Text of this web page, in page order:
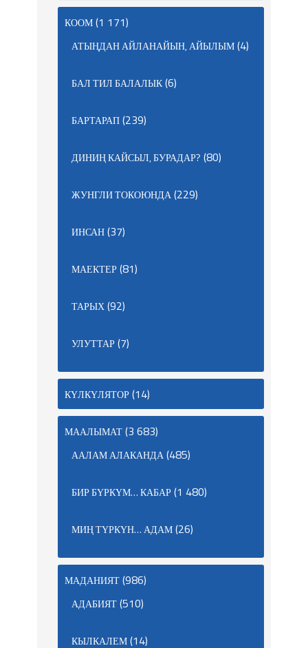
КООМ(1 171)
АТЫҢДАН АЙЛАНАЙЫН, АЙЫЛЫМ(4)
БАЛ ТИЛ БАЛАЛЫК(6)
БАРТАРАП(239)
ДИНИҢ КАЙСЫЛ, БУРАДАР? (80)
ЖУНГЛИ ТОКОЮНДА(229)
ИНСАН(37)
МАЕКТЕР(81)
ТАРЫХ(92)
УЛУТТАР(7)
КҮЛКҮЛЯТОР(14)
МААЛЫМАТ(3 683)
ААЛАМ АЛАКАНДА(485)
БИР БҮРКҮМ… КАБАР(1 480)
МИҢ ТҮРКҮН… АДАМ(26)
МАДАНИЯТ(986)
АДАБИЯТ(510)
КЫЛКАЛЕМ(14)